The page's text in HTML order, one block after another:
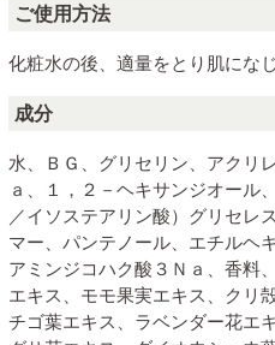
ご使用方法
化粧水の後、適量をとり肌にな
成分
水、ＢＧ、グリセリン、アクリ
ａ、１，２－ヘキサンジオール
／イソステアリン酸）グリセレ
マー、パンテノール、エチルヘ
アミンジコハク酸３Ｎａ、香料
エキス、モモ果実エキス、クリ
チゴ葉エキス、ラベンダー花エ